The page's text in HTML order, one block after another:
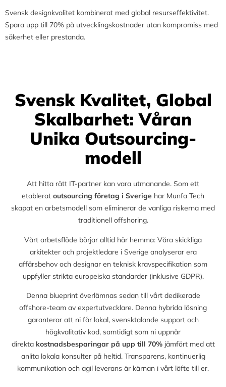
Svensk designkvalitet kombinerat med global resurseffektivitet.
Spara upp till 70% på utvecklingskostnader utan kompromiss med
säkerhet eller prestanda.
Svensk Kvalitet, Global
Skalbarhet: Våran
Unika Outsourcing-
modell
Att hitta rätt IT-partner kan vara utmanande. Som ett
etablerat outsourcing företag i Sverige har Munfa Tech
skapat en arbetsmodell som eliminerar de vanliga riskerna med
traditionell offshoring.
Vårt arbetsflöde börjar alltid här hemma: Våra skickliga
arkitekter och projektledare i Sverige analyserar era
affärsbehov och designar en teknisk kravspecifikation som
uppfyller strikta europeiska standarder (inklusive GDPR).
Denna blueprint överlämnas sedan till vårt dedikerade
offshore-team av expertutvecklare. Denna hybrida lösning
garanterar att ni får lokal, svensktalande support och
högkvalitativ kod, samtidigt som ni uppnår
direkta kostnadsbesparingar på upp till 70%jämfört med att
anlita lokala konsulter på heltid. Transparens, kontinuerlig
kommunikation och agil leverans är kärnan i vårt löfte till er.